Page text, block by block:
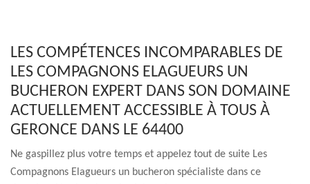
LES COMPÉTENCES INCOMPARABLES DE
LES COMPAGNONS ELAGUEURS UN
BUCHERON EXPERT DANS SON DOMAINE
ACTUELLEMENT ACCESSIBLE À TOUS À
GERONCE DANS LE 64400
Ne gaspillez plus votre temps et appelez tout de suite Les
Compagnons Elagueurs un bucheron spécialiste dans ce